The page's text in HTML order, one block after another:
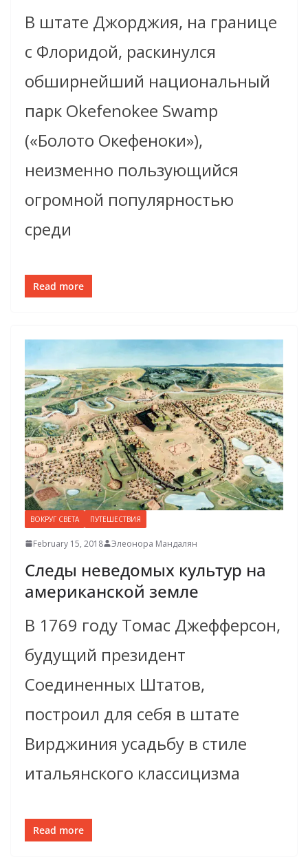
В штате Джорджия, на границе
с Флоридой, раскинулся
обширнейший национальный
парк Okefenokee Swamp
(«Болото Окефеноки»),
неизменно пользующийся
огромной популярностью
среди
Read more
ВОКРУГ СВЕТА ПУТЕШЕСТВИЯ
February 15, 2018 Элеонора Мандалян
Следы неведомых культур на
американской земле
В 1769 году Томас Джефферсон,
будущий президент
Соединенных Штатов,
построил для себя в штате
Вирджиния усадьбу в стиле
итальянского классицизма
Read more